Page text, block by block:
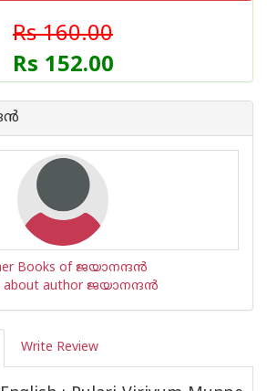
Rs 160.00
Rs 152.00
Books of ജയാനന്ദന്‍
about author ജയാനന്ദന്‍
Write Review